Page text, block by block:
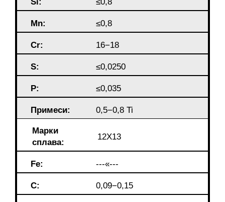
Mn: ≤0,8
Cr: 16−18
S: ≤0,0250
P: ≤0,035
Примеси: 0,5−0,8 Ti
Марки
сплава:
12X13
Fe: ---«---
C: 0,09−0,15